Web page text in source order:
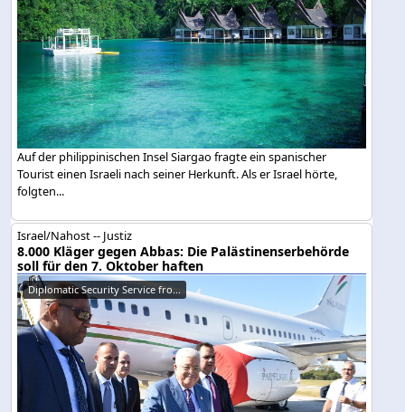
Auf der philippinischen Insel Siargao fragte ein spanischer
Tourist einen Israeli nach seiner Herkunft. Als er Israel hörte,
folgten...
Israel/Nahost -- Justiz
8.000 Kläger gegen Abbas: Die Palästinenserbehörde
soll für den 7. Oktober haften
Diplomatic Security Service fro...